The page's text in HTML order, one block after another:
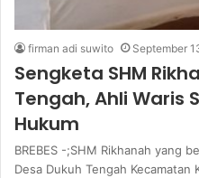
firman adi suwito September
Sengketa SHM
Tengah, Ahli Waris
Hukum
BREBES -;SHM Rikhanah yang
Desa Dukuh Tengah